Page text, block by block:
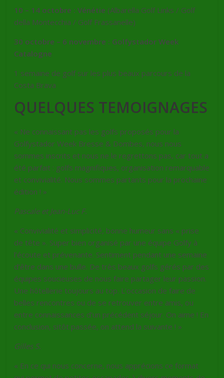
10 – 14 octobre : Vénétie (Albarella Golf Links / Golf
della Montecchia / Golf Frassanelle)
30 octobre – 6 novembre : Golfystador Week
Catalogne
1 semaine de golf sur les plus beaux parcours de la
Costa Brava
QUELQUES TEMOIGNAGES
« Ne connaissant pas les golfs proposés pour la
Golfystador Week Bresse & Dombes, nous nous
sommes inscrits et nous ne le regrettons pas, car tout a
été parfait : golfs magnifiques, organisation remarquable
et convivialité. Nous sommes partants pour la prochaine
édition ! »
Pascale et Jean-Luc F.
« Convivialité et simplicité, bonne humeur sans « prise
de tête ». Super bien organisé par une équipe Golfy à
l’écoute et prévenante. Sentiment pendant une semaine
d’être dans une bulle. De très beaux golfs gérés par des
équipes soucieuses de nous faire partager leur passion.
Une hôtellerie toujours au top. L’occasion de faire de
belles rencontres ou de se retrouver entre amis, ou
entre connaissances d’un précédent séjour. On aime ! En
conclusion, sitôt passée, on attend la suivante ! »
Gilles S.
« En ce qui nous concerne, nous apprécions ce format